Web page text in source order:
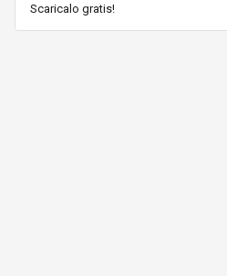
Scaricalo gratis!